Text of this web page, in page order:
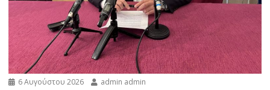
6 Αυγούστου 2026 admin admin